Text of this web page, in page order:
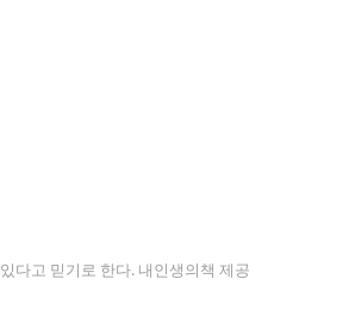
다고 믿기로 한다. 내인생의책 제공